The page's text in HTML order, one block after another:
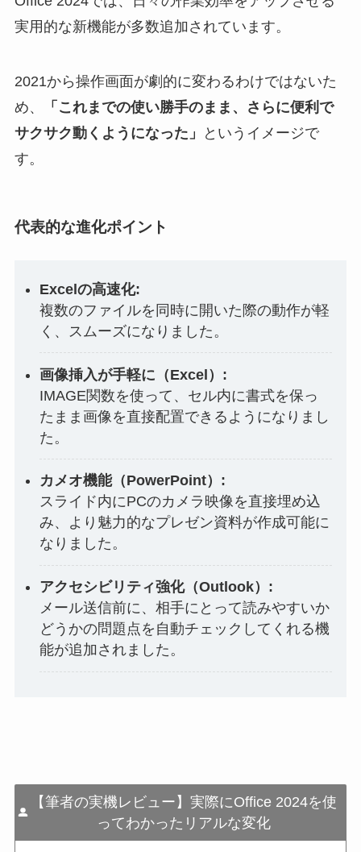
実用的な新機能が多数追加されています。
2021から操作画面が劇的に変わるわけではないた
め、
「これまでの使い勝手のまま、さらに便利で
サクサク動くようになった」
というイメージで
す。
代表的な進化ポイント
Excelの高速化:
複数のファイルを同時に開いた際の動作が軽
く、スムーズになりました。
画像挿入が手軽に（Excel）:
IMAGE関数を使って、セル内に書式を保っ
たまま画像を直接配置できるようになりまし
た。
カメオ機能（PowerPoint）:
スライド内にPCのカメラ映像を直接埋め込
み、より魅力的なプレゼン資料が作成可能に
なりました。
アクセシビリティ強化（Outlook）:
メール送信前に、相手にとって読みやすいか
どうかの問題点を自動チェックしてくれる機
能が追加されました。
【筆者の実機レビュー】実際にOffice 2024を使
ってわかったリアルな変化